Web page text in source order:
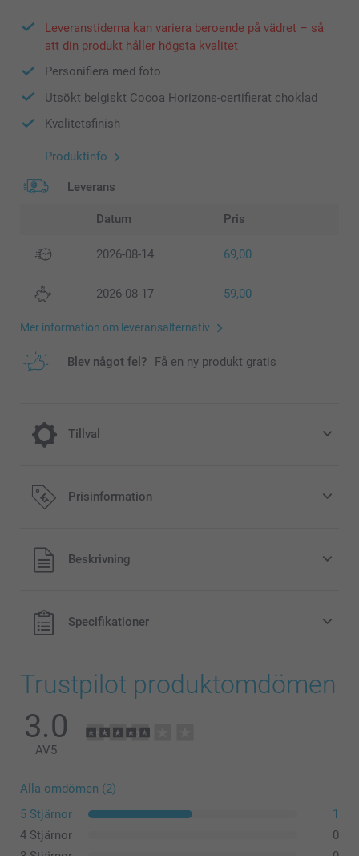
Leveranstiderna kan variera beroende på vädret – så
att din produkt håller högsta kvalitet
Personifiera med foto
Utsökt belgiskt Cocoa Horizons-certifierat choklad
Kvalitetsfinish
Produktinfo
Leverans
Datum Pris
2026-08-14 69,00
2026-08-17 59,00
Mer information om leveransalternativ
Blev något fel? Få en ny produkt gratis
Tillval
Kylning för varma dagar
Prisinformation
Alla priser är i svenska kronor (SEK), inklusive moms och
exklusive porto.
Beskrivning
Specifikationer
Trustpilot produktomdömen
3.0
AV5
Alla omdömen (2)
5 Stjärnor
1
4 Stjärnor
0